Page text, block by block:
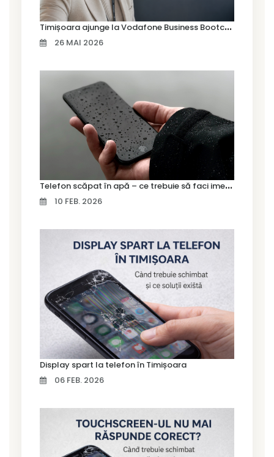
T
imișoara ajunge la Vodafone Business Bootcamp prin Marius Cermian de la Armour România
26 MAI 2026
T
elefon scăpat în apă – ce trebuie să faci imediat și ce greșeli să eviți
10 FEB. 2026
Display spart la telefon în Timișoara
06 FEB. 2026